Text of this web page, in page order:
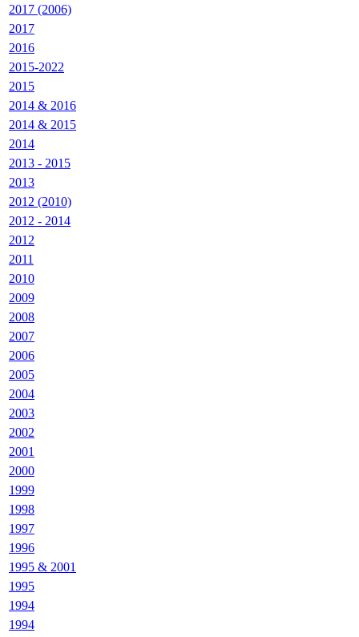
2017 (2006)
2017
2016
2015-2022
2015
2014 & 2016
2014 & 2015
2014
2013 - 2015
2013
2012 (2010)
2012 - 2014
2012
2011
2010
2009
2008
2007
2006
2005
2004
2003
2002
2001
2000
1999
1998
1997
1996
1995 & 2001
1995
1994
1994